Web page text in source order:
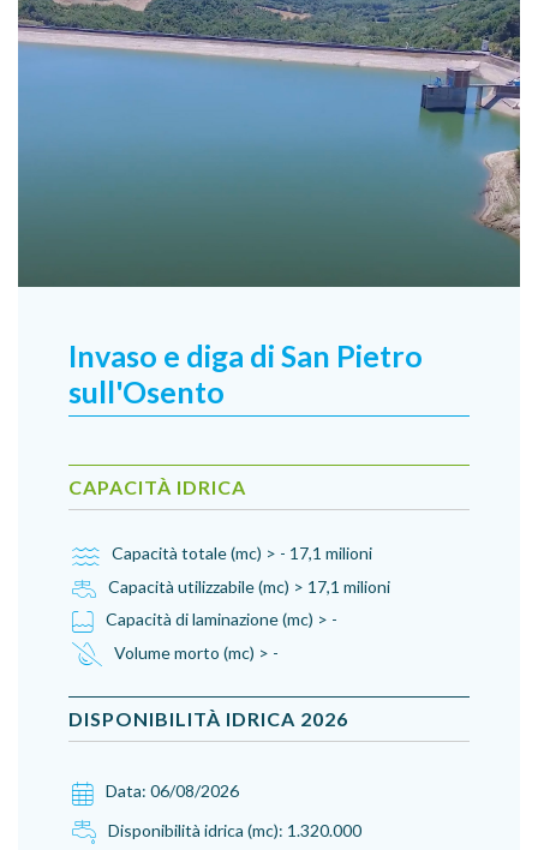
Invaso e diga di San Pietro
sull'Osento
CAPACITÀ IDRICA
Capacità totale (mc) > - 17,1 milioni
Capacità utilizzabile (mc) > 17,1 milioni
Capacità di laminazione (mc) > -
Volume morto (mc) > -
DISPONIBILITÀ IDRICA 2026
Data: 06/08/2026
Disponibilità idrica (mc): 1.320.000